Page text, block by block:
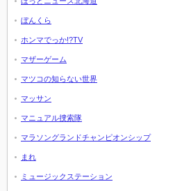
ぼんくら
ホンマでっか!?TV
マザーゲーム
マツコの知らない世界
マッサン
マニュアル捜索隊
マラソングランドチャンピオンシップ
まれ
ミュージックステーション